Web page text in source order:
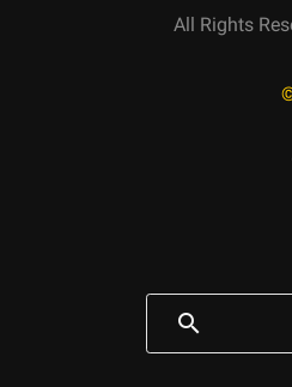
All Rights